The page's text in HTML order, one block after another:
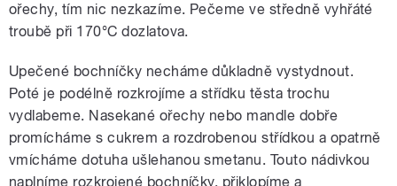
ořechy, tím nic nezkazíme. Pečeme ve středně vyhřáté
troubě při 170°C dozlatova.
Upečené bochníčky necháme důkladně vystydnout.
Poté je podélně rozkrojíme a střídku těsta trochu
vydlabeme. Nasekané ořechy nebo mandle dobře
promícháme s cukrem a rozdrobenou střídkou a opatrně
vmícháme dotuha ušlehanou smetanu. Touto nádivkou
naplníme rozkrojené bochníčky, přiklopíme a